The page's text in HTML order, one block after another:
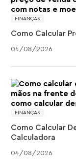
FINANÇAS
04/08/2026
Como Calcular
FINANÇAS
04/08/2026
Como Calcular
Calculadora